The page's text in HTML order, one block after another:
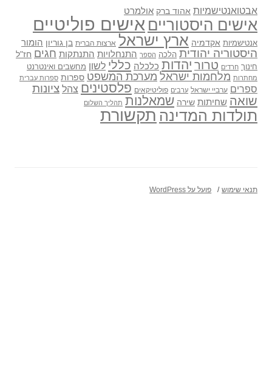
אבטואנטישמיות אהוד ברק אולמרט
אישים היסטוריים אישים פוליטיים
אנטישמיות אקדמיה ארץ ישראל ארצות הברית בן גוריון הומור
היסטוריה יהודית הלכה הספר התנחלויות התנתקות חגים חז"ל
חינוך חרדים טרור יהדות כלכלה כללי לשון מחשבים ואינטרנט
מחתרות מלחמות ישראל מערכת המשפט ספרות ספרות עברית
ספרים ערביי ישראל ערבים פוליטיקאים פלסטינים צהל ציונות
שואה שחיתות שירה שמאלנות תהליך השלום
תולדות המדינה תקשורת
תנאי שימוש פועל על WordPress